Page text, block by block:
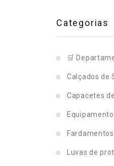
Categorias
🛒
Calçados de
Capacetes
Fardamentos
Luvas de